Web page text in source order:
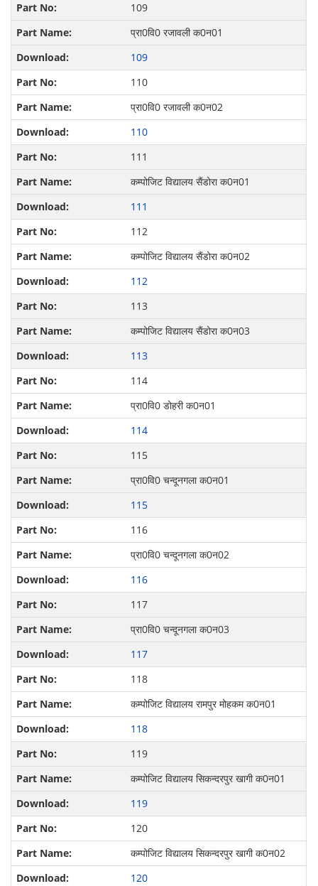
109
प्रा0वि0 रजावली क0न01
109
110
प्रा0वि0 रजावली क0न02
110
111
कम्पोजिट विद्यालय सैंडोरा क0न01
111
112
कम्पोजिट विद्यालय सैंडोरा क0न02
112
113
कम्पोजिट विद्यालय सैंडोरा क0न03
113
114
प्रा0वि0 डोहरी क0न01
114
115
प्रा0वि0 चन्‍दूनगला क0न01
115
116
प्रा0वि0 चन्‍दूनगला क0न02
116
117
प्रा0वि0 चन्‍दूनगला क0न03
117
118
कम्पोजिट विद्यालय रामपुर मोहकम क0न01
118
119
कम्पोजिट विद्यालय सिकन्‍दरपुर खागी क0न01
119
120
कम्पोजिट विद्यालय सिकन्‍दरपुर खागी क0न02
120